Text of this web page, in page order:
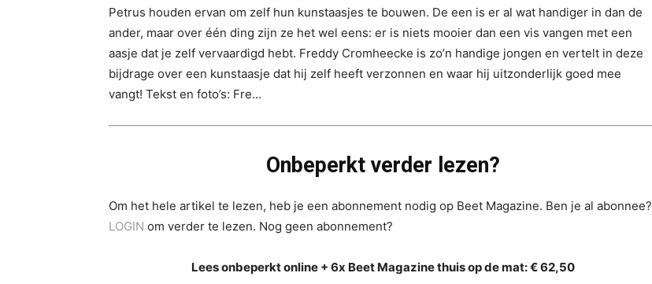
Petrus houden ervan om zelf hun kunstaasjes te bouwen. De een is er al wat handiger in dan de
ander, maar over één ding zijn ze het wel eens: er is niets mooier dan een vis vangen met een
aasje dat je zelf vervaardigd hebt. Freddy Cromheecke is zo’n handige jongen en vertelt in deze
bijdrage over een kunstaasje dat hij zelf heeft verzonnen en waar hij uitzonderlijk goed mee
vangt! Tekst en foto’s: Fre...
Onbeperkt verder lezen?
Om het hele artikel te lezen, heb je een abonnement nodig op Beet Magazine. Ben je al abonnee?
LOGIN om verder te lezen. Nog geen abonnement?
Lees onbeperkt online + 6x Beet Magazine thuis op de mat: € 62,50